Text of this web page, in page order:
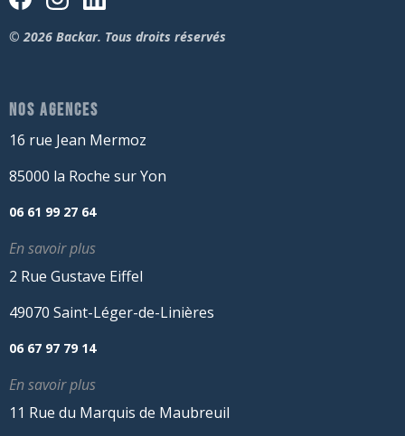
© 2026 Backar. Tous droits réservés
NOS AGENCES
16 rue Jean Mermoz
85000 la Roche sur Yon
06 61 99 27 64
En savoir plus
2 Rue Gustave Eiffel
49070 Saint-Léger-de-Linières
06 67 97 79 14
En savoir plus
11 Rue du Marquis de Maubreuil